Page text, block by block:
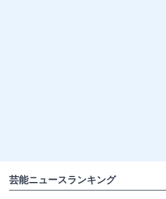
芸能ニュースランキング